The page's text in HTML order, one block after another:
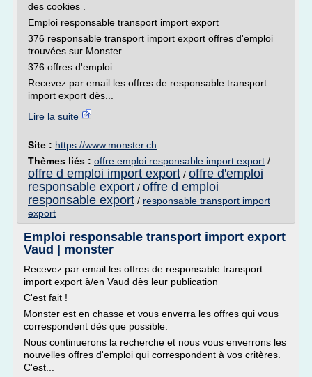
des cookies .
Emploi responsable transport import export
376 responsable transport import export offres d'emploi
trouvées sur Monster.
376 offres d'emploi
Recevez par email les offres de responsable transport
import export dès...
Lire la suite
Site : https://www.monster.ch
Thèmes liés : offre emploi responsable import export /
offre d emploi import export / offre d'emploi
responsable export / offre d emploi
responsable export / responsable transport import
export
Emploi responsable transport import export
Vaud | monster
Recevez par email les offres de responsable transport
import export à/en Vaud dès leur publication
C'est fait !
Monster est en chasse et vous enverra les offres qui vous
correspondent dès que possible.
Nous continuerons la recherche et nous vous enverrons les
nouvelles offres d'emploi qui correspondent à vos critères.
C'est...